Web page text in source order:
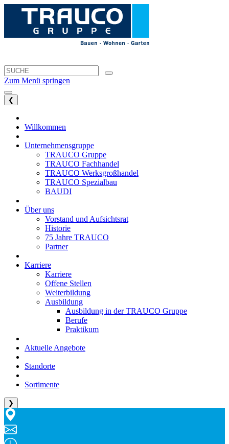
Zum Menü springen
❮
Willkommen
Unternehmensgruppe
TRAUCO Gruppe
TRAUCO Fachhandel
TRAUCO Werksgroßhandel
TRAUCO Spezialbau
BAUDI
Über uns
Vorstand und Aufsichtsrat
Historie
75 Jahre TRAUCO
Partner
Karriere
Karriere
Offene Stellen
Weiterbildung
Ausbildung
Ausbildung in der TRAUCO Gruppe
Berufe
Praktikum
Aktuelle Angebote
Standorte
Sortimente
❯